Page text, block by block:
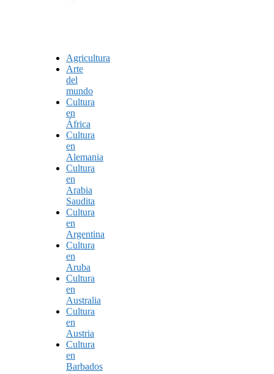
Agricultura
Arte
del
mundo
Cultura
en
África
Cultura
en
Alemania
Cultura
en
Arabia
Saudita
Cultura
en
Argentina
Cultura
en
Aruba
Cultura
en
Australia
Cultura
en
Austria
Cultura
en
Barbados